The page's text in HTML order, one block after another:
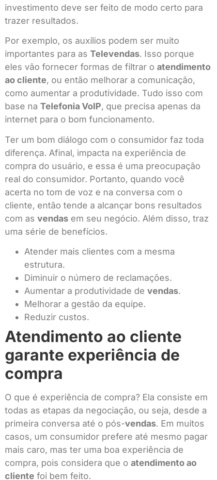
investimento deve ser feito de modo certo para
trazer resultados.
Por exemplo, os auxílios podem ser muito
importantes para as Televendas. Isso porque
eles vão fornecer formas de filtrar o atendimento
ao cliente, ou então melhorar a comunicação,
como aumentar a produtividade. Tudo isso com
base na Telefonia VoIP, que precisa apenas da
internet para o bom funcionamento.
Ter um bom diálogo com o consumidor faz toda
diferença. Afinal, impacta na experiência de
compra do usuário, e essa é uma preocupação
real do consumidor. Portanto, quando você
acerta no tom de voz e na conversa com o
cliente, então tende a alcançar bons resultados
com as vendas em seu negócio. Além disso, traz
uma série de benefícios.
Atender mais clientes com a mesma
estrutura.
Diminuir o número de reclamações.
Aumentar a produtividade de vendas.
Melhorar a gestão da equipe.
Reduzir custos.
Atendimento ao cliente
garante experiência de
compra
O que é experiência de compra? Ela consiste em
todas as etapas da negociação, ou seja, desde a
primeira conversa até o pós-vendas. Em muitos
casos, um consumidor prefere até mesmo pagar
mais caro, mas ter uma boa experiência de
compra, pois considera que o atendimento ao
cliente foi bem feito.